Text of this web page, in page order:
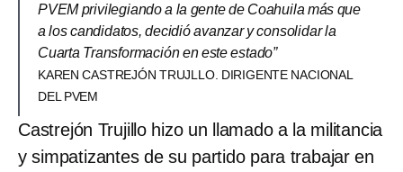
PVEM privilegiando a la gente de Coahuila más que
a los candidatos, decidió avanzar y consolidar la
Cuarta Transformación en este estado”
KAREN CASTREJÓN TRUJLLO. DIRIGENTE NACIONAL
DEL PVEM
Castrejón Trujillo hizo un llamado a la militancia
y simpatizantes de su partido para trabajar en